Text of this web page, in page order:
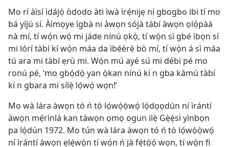
Mo rí àìsí ìdájọ́ òdodo àti ìwà ìrẹ́nijẹ ní gbogbo ibi tí mo
bá yíjú sí. Àìmọye ìgbà ni àwọn sójà tàbí àwọn ọlọ́pàá
nà mí, tí wọ́n wọ́ mi jáde nínú ọkọ̀, tí wọ́n sì gbé ìbọn sí
mi lórí tàbí kí wọ́n máa da ìbéèrè bò mí, tí wọ́n á sì máa
tú ara mi tàbí ẹrù mi. Wọ́n mú ayé sú mi débi pé mo
ronú pé, ‘mo gbọ́dọ̀ yan ọ̀kan nínú kí n gba kámú tàbí
kí n gbara mi sílẹ̀ lọ́wọ́ wọn!’
Mo wà lára àwọn tó ń tò lọ́wọ̀ọ̀wọ́ lọ́dọọdún ní ìrántí
àwọn mẹ́rìnlá kan táwọn ọmọ ogun ilẹ̀ Gẹ̀ẹ́sì yìnbọn
pa lọ́dún 1972. Mo tún wà lára àwọn tó ń tò lọ́wọ̀ọ̀wọ́
ní ìrántí àwọn ẹlẹ́wọ̀n tí wọ́n ń jà fẹ́tọ̀ọ́ wọn, tí wọ́n fi